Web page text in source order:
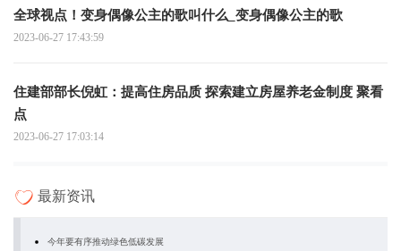
全球视点！变身偶像公主的歌叫什么_变身偶像公主的歌
2023-06-27 17:43:59
住建部部长倪虹：提高住房品质 探索建立房屋养老金制度 聚看
点
2023-06-27 17:03:14
最新资讯
今年要有序推动绿色低碳发展